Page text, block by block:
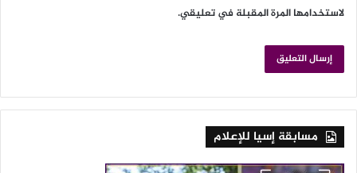
لاستخدامها المرة المقبلة في تعليقي.
مسابقة إسيا للإعلام